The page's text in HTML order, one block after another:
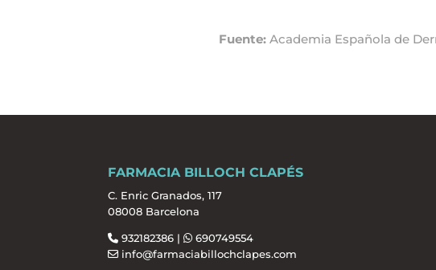
Fuente: Academia Española de
FARMACIA BILLOCH CLAPÉS
C. Enric Granados, 117
08008 Barcelona
932182386 |
690749554
info@farmaciabillochclapes.com